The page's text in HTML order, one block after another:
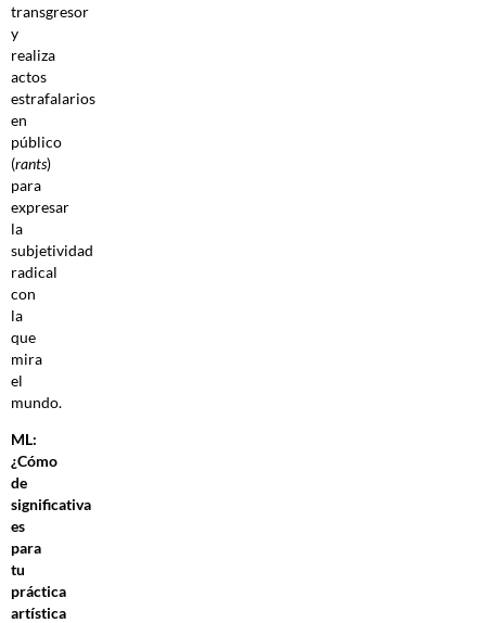
transgresor
y
realiza
actos
estrafalarios
en
público
(rants)
para
expresar
la
subjetividad
radical
con
la
que
mira
el
mundo.
ML:
¿Cómo
de
significativa
es
para
tu
práctica
artística